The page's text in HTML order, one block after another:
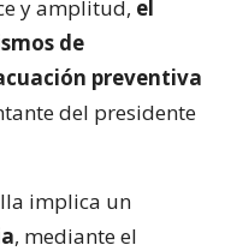
y amplitud, el
de
preventiva
del presidente
implica un
, mediante el